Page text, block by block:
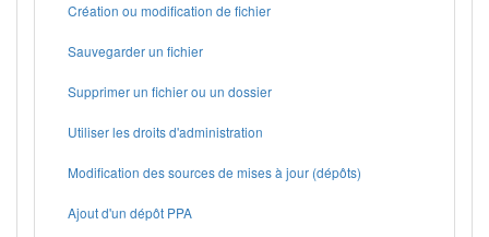
Création ou modification de fichier
Sauvegarder un fichier
Supprimer un fichier ou un dossier
Utiliser les droits d'administration
Modification des sources de mises à jour (dépôts)
Ajout d'un dépôt PPA